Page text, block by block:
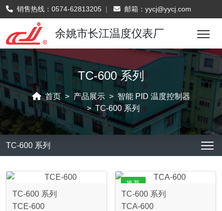
销售热线： 0574-62813205 | 邮箱： yycj@yycj.com
余姚市长江温度仪表厂
TC-600 系列
首页 产品展示
智能 PID 温度控制器
TC-600 系列
TC-600 系列
TC-600 系列
TCE-600
推荐
TC-600 系列
TCA-600